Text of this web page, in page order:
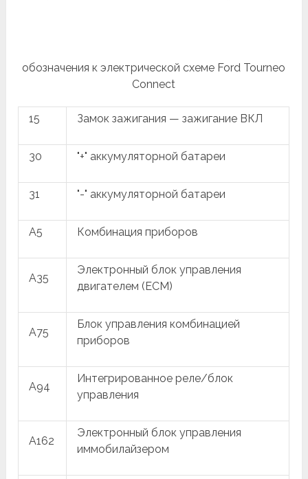
обозначения к электрической схеме Ford Tourneo
Connect
15 Замок зажигания — зажигание ВКЛ
30 "+" аккумуляторной батареи
31 "-" аккумуляторной батареи
A5 Комбинация приборов
A35
Электронный блок управления
двигателем (ECM)
A75
Блок управления комбинацией
приборов
A94
Интегрированное реле/блок
управления
A162
Электронный блок управления
иммобилайзером